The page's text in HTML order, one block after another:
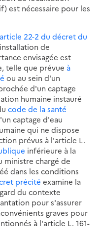
est nécessaire pour les
22-2 du décret du
de
envisagée est
telle que prévue à
ou au sein d'un
d'un captage
humaine instauré
code de la santé
captage d'eau
qui ne dispose
prévus à l'article L.
inférieure à la
ministre chargé de
dans les conditions
précité examine la
du contexte
pour s'assurer
graves pour
à l'article L. 161-